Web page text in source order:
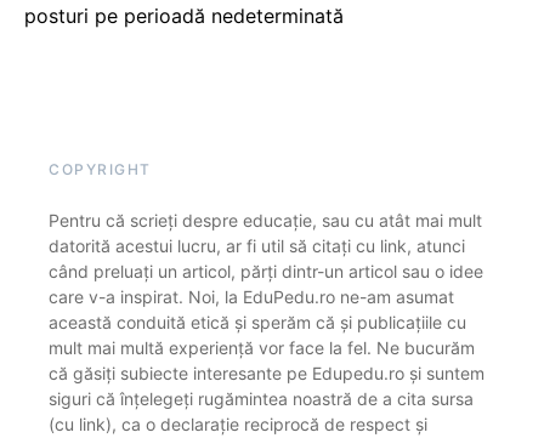
posturi pe perioadă nedeterminată
COPYRIGHT
Pentru că scrieți despre educație, sau cu atât mai mult
datorită acestui lucru, ar fi util să citați cu link, atunci
când preluați un articol, părți dintr-un articol sau o idee
care v-a inspirat. Noi, la EduPedu.ro ne-am asumat
această conduită etică și sperăm că și publicațiile cu
mult mai multă experiență vor face la fel. Ne bucurăm
că găsiți subiecte interesante pe Edupedu.ro și suntem
siguri că înțelegeți rugămintea noastră de a cita sursa
(cu link), ca o declarație reciprocă de respect și